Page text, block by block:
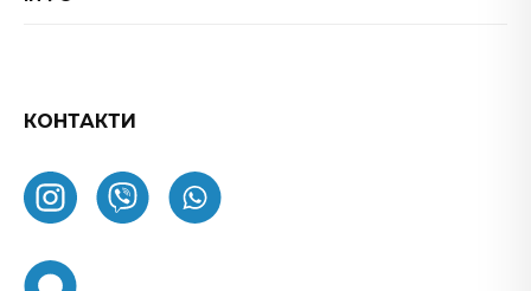
Процесори ефектів
Підсилювачі
Комбопідсилювачі
Обмін та повернення товару
Як замовити
Про нас
КОНТАКТИ